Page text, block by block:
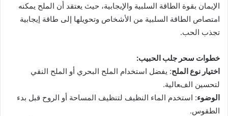
الإيمان بقوة الطاقة السلبية والإيجابية، حيث يعتقد أن الملح يمكنه
امتصاص الطاقة السلبية من الأشخاص وتحويلها إلى طاقة إيجابية
تجذب الحب.
خطوات سحر جلب الحبيب:
اختيار نوع الملح: يفضل استخدام الملح البحري أو الملح النقي
لتحسين الفعالية.
الوضوء: استخدم الماء النظيف لتنظيف المساحة أو الروح قبل بدء
الطقوس.